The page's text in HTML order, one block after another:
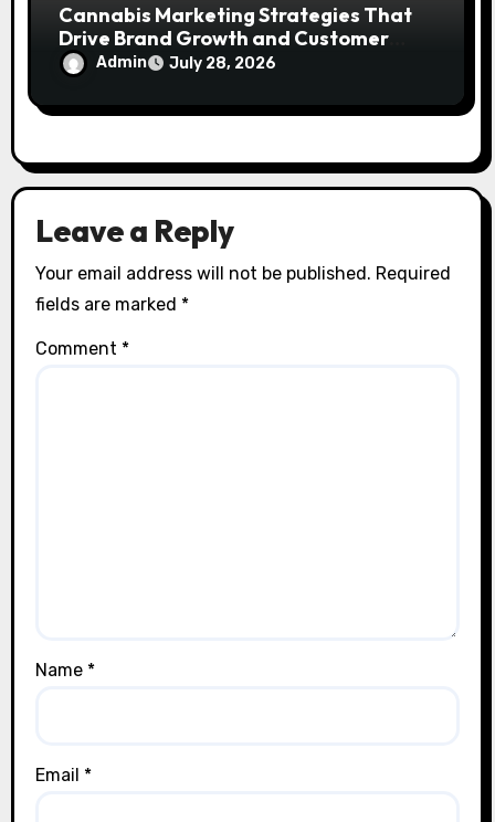
Cannabis Marketing Strategies That
Drive Brand Growth and Customer
TrustAdmin July 28, 2026
Leave a Reply
Your email address will not be published. Required
fields are marked *
Comment *
Name *
Email *